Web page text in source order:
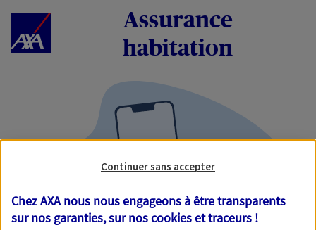
Accéder au Contenu
Assurance
habitation
Continuer sans accepter
Chez AXA nous nous engageons à être transparents
sur nos garanties, sur noscookies et traceurs !